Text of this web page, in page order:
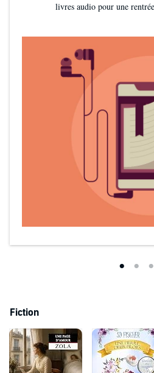
livres audio pour une
Fiction